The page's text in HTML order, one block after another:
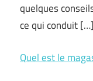
quelques
ce qui conduit […]
Quel est le